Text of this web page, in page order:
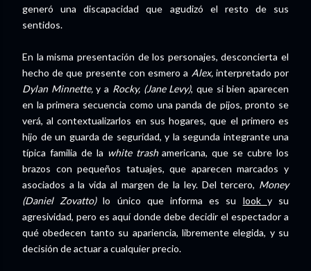
generó una discapacidad que agudizó el resto de sus
sentidos.
En la misma presentación de los personajes, desconcierta el
hecho de que presente con esmero a Alex, interpretado por
Dylan Minnette,y a Rocky, (Jane Levy), que si bien aparecen
en la primera secuencia como una panda de pijos, pronto se
verá, al contextualizarlos en sus hogares, que el primero es
hijo de un guarda de seguridad, y la segunda integrante una
típica familia de la white trashamericana, que se cubre los
brazos con pequeños tatuajes, que aparecen marcados y
asociados a la vida al margen de la ley. Del tercero, Money
(Daniel Zovatto)lo único que informa es su look y su
agresividad, pero es aquí donde debe decidir el espectador a
qué obedecen tanto su apariencia, libremente elegida, y su
decisión de actuar a cualquier precio.